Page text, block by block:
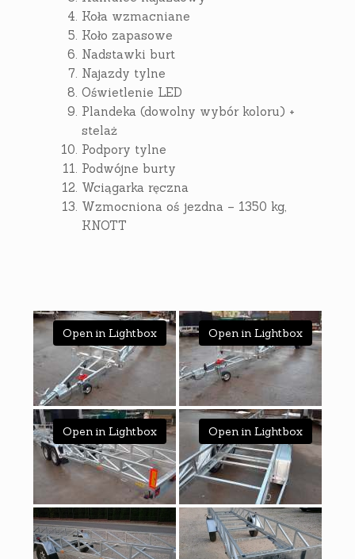
Koła wzmacniane
Koło zapasowe
Nadstawki burt
Najazdy tylne
Oświetlenie LED
Plandeka (dowolny wybór koloru) +
stelaż
Podpory tylne
Podwójne burty
Wciągarka ręczna
Wzmocniona oś jezdna – 1350 kg,
KNOTT
Open in Lightbox Open in Lightbox
Open in Lightbox Open in Lightbox